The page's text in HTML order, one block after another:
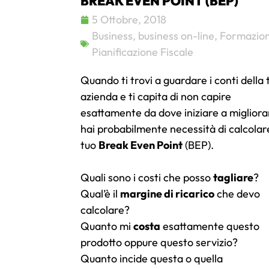
5 Ottobre, 2018
Business, business on-line,
Pianificazione Fiscale
Quando ti trovi a guardare i conti della
azienda e ti capita di non capire
esattamente da dove iniziare a
hai probabilmente necessità di
tuo Break Even Point(BEP).
Quali sono i costi che possotagliare?
Qual’è il margine di ricaricoche devo
calcolare?
Quanto micosta esattamente questo
prodotto oppure questo servizio?
Quanto incide questa o quella